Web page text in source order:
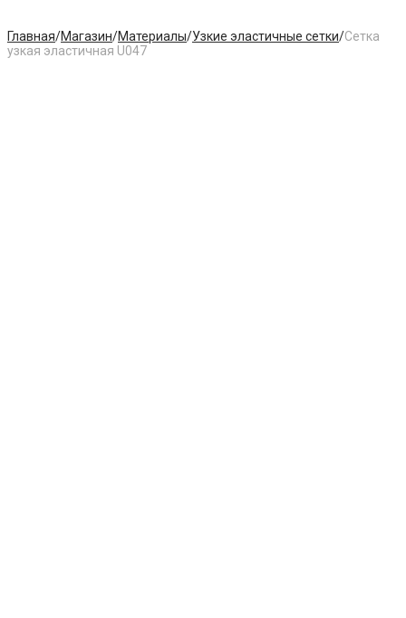
Главная/Магазин/Материалы/Узкие эластичные сетки/Сетка
узкая эластичная U047